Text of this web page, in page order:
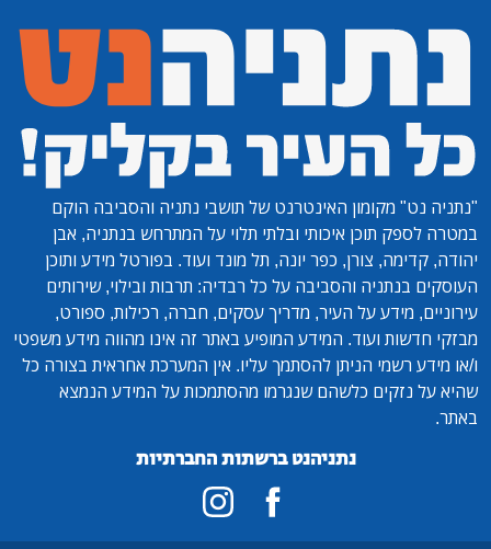
"נתניה נט" מקומון האינטרנט של תושבי נתניה והסביבה הוקם
במטרה לספק תוכן איכותי ובלתי תלוי על המתרחש בנתניה, אבן
יהודה, קדימה, צורן, כפר יונה, תל מונד ועוד. בפורטל מידע ותוכן
העוסקים בנתניה והסביבה על כל רבדיה: תרבות ובילוי, שירותים
עירוניים, מידע על העיר, מדריך עסקים, חברה, רכילות, ספורט,
מבזקי חדשות ועוד. המידע המופיע באתר זה אינו מהווה מידע משפטי
ו/או מידע רשמי הניתן להסתמך עליו. אין המערכת אחראית בצורה כל
שהיא על נזקים כלשהם שנגרמו מהסתמכות על המידע הנמצא
באתר.
נתניהנט ברשתות החברתיות